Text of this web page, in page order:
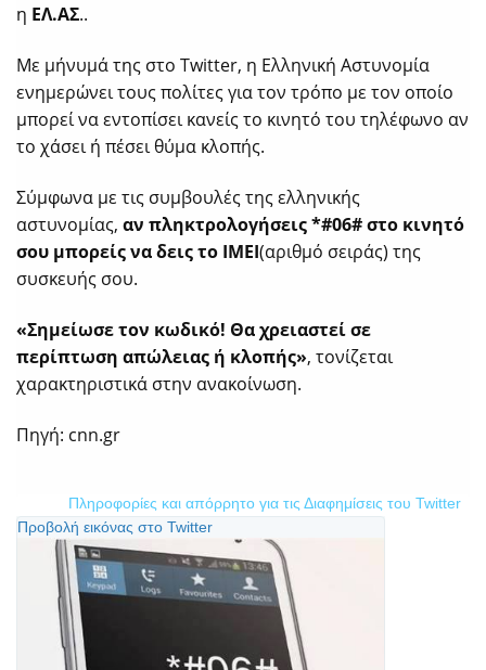
η ΕΛ.ΑΣ..
Με μήνυμά της στο Twitter, η Ελληνική Αστυνομία
ενημερώνει τους πολίτες για τον τρόπο με τον οποίο
μπορεί να εντοπίσει κανείς το κινητό του τηλέφωνο αν
το χάσει ή πέσει θύμα κλοπής.
Σύμφωνα με τις συμβουλές της ελληνικής
αστυνομίας, αν πληκτρολογήσεις *#06# στο κινητό
σου μπορείς να δεις το IMEI(αριθμό σειράς) της
συσκευής σου.
«Σημείωσε τον κωδικό! Θα χρειαστεί σε
περίπτωση απώλειας ή κλοπής», τονίζεται
χαρακτηριστικά στην ανακοίνωση.
Πηγή: cnn.gr
Προβολή εικόνας στο Twitter
Πληροφορίες και απόρρητο για τις Διαφημίσεις του Twitter